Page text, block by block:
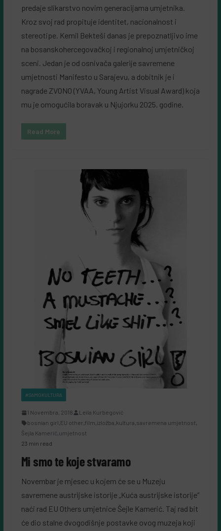
predaje slikarstvo novim generacijama umjetnika.
Kroz svoj rad propituje identitet, nacionalnost i
stereotipe. Kemil Bekteši danas je prepoznatljivo ime
na bosanskohercegovačkoj i regionalnoj umjetničkoj
sceni. Jedan je od osnivača galerije savremene
umjetnosti Manifesto u Sarajevu, a dobitnik je i
nagrade ZVONO (YVAA, Young Artist Visual Award) koja
mu je omogućila boravak u Njujorku 2025. godine.
Read More
#SAMOKULTURA
1 Novembra, 2018
Leila Kurbegović
bosnian girl,EU other,film,izložba,kultura,savremena umjetnost,
Šejla Kamerić,umjetnost
23 min read
Mi smo te koje stvaramo
Novembar je mjesec u kojem će se u Muzeju
savremene austrijske istorije „Kuća austrijske istorije”
naći rad EU Others umjetnice Šejle Kamerić. Taj rad bit
će dio stalne dvogodišnje postavke ovog muzeja koji